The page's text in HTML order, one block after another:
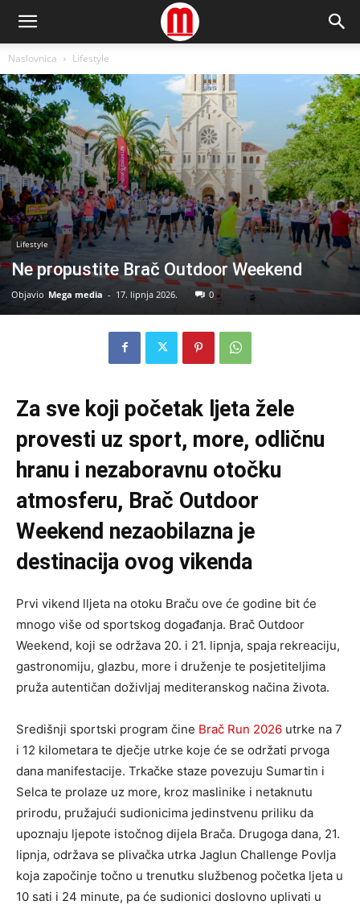
Naslovnica Lifestyle
Lifestyle
Ne propustite Brač Outdoor Weekend
Objavio Mega media - 17. lipnja 2026. 0
Za sve koji početak ljeta žele
provesti uz sport, more, odličnu
hranu i nezaboravnu otočku
atmosferu, Brač Outdoor
Weekend nezaobilazna je
destinacija ovog vikenda
Prvi vikend lljeta na otoku Braču ove će godine bit će
mnogo više od sportskog događanja. Brač Outdoor
Weekend, koji se održava 20. i 21. lipnja, spaja rekreaciju,
gastronomiju, glazbu, more i druženje te posjetiteljima
pruža autentičan doživljaj mediteranskog načina života.
Središnji sportski program čine Brač Run 2026 utrke na 7
i 12 kilometara te dječje utrke koje će se održati prvoga
dana manifestacije. Trkačke staze povezuju Sumartin i
Selca te prolaze uz more, kroz maslinike i netaknutu
prirodu, pružajući sudionicima jedinstvenu priliku da
upoznaju ljepote istočnog dijela Brača. Drugoga dana, 21.
lipnja, održava se plivačka utrka Jaglun Challenge Povlja
koja započinje točno u trenutku službenog početka ljeta u
10 sati i 24 minute, pa će sudionici doslovno uplivati u